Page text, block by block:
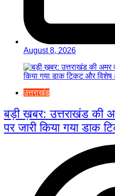
August 8, 2026
उत्तराखंड
बड़ी ख़बर: उत्तराखंड की
पर जारी किया गया डाक